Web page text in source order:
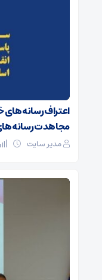
اعتراف
مجاهدت
مدیر سایت